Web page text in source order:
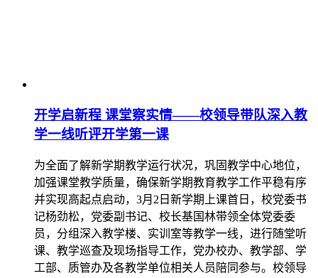
开学启新程 课堂察实情——校领导带队深入教
学一线听评开学第一课
为全面了解新学期教学运行状况，巩固教学中心地位，
加强课堂教学质量，确保新学期教育教学工作平稳有序
并实现高起点启动，3月2日新学期上课首日，校党委书
记杨劲松，党委副书记、校长基国林带领全体党委委
员，分组深入教学楼、实训室等教学一线，进行随堂听
课、教学巡查及现场指导工作，党办校办、教学部、学
工部、质管办及各教学单位相关人员陪同参与。校领导